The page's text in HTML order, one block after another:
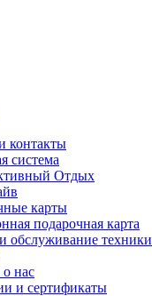
контакты
система
Отдых
карты
подарочная карта
обслуживание техники
нас
и сертификаты